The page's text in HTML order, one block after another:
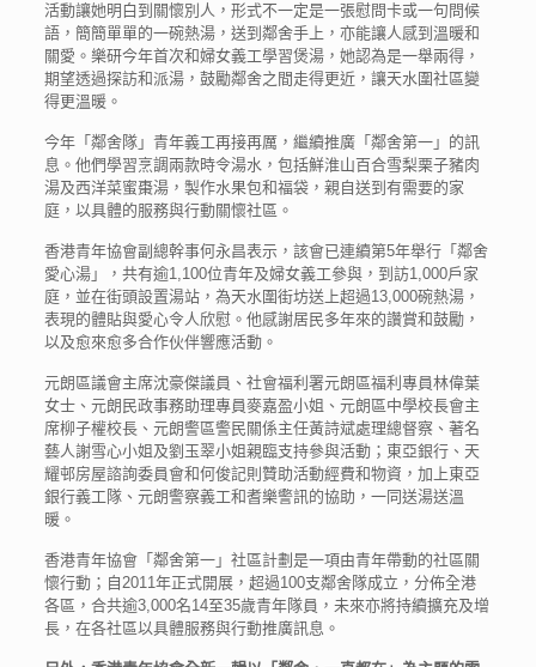
活動讓她明白到關懷別人，形式不一定是一張慰問卡或一句問候
語，簡簡單單的一碗熱湯，送到鄰舍手上，亦能讓人感到溫暖和
關愛。樂研今年首次和婦女義工學習煲湯，她認為是一舉兩得，
期望透過探訪和派湯，鼓勵鄰舍之間走得更近，讓天水圍社區變
得更溫暖。
今年「鄰舍隊」青年義工再接再厲，繼續推廣「鄰舍第一」的訊
息。他們學習烹調兩款時令湯水，包括鮮淮山百合雪梨栗子豬肉
湯及西洋菜蜜棗湯，製作水果包和福袋，親自送到有需要的家
庭，以具體的服務與行動關懷社區。
香港青年協會副總幹事何永昌表示，該會已連續第5年舉行「鄰舍
愛心湯」，共有逾1,100位青年及婦女義工參與，到訪1,000戶家
庭，並在街頭設置湯站，為天水圍街坊送上超過13,000碗熱湯，
表現的體貼與愛心令人欣慰。他感謝居民多年來的讚賞和鼓勵，
以及愈來愈多合作伙伴響應活動。
元朗區議會主席沈豪傑議員、社會福利署元朗區福利專員林偉葉
女士、元朗民政事務助理專員麥嘉盈小姐、元朗區中學校長會主
席柳子權校長、元朗警區警民關係主任黃詩斌處理總督察、著名
藝人謝雪心小姐及劉玉翠小姐親臨支持參與活動；東亞銀行、天
耀邨房屋諮詢委員會和何俊記則贊助活動經費和物資，加上東亞
銀行義工隊、元朗警察義工和耆樂警訊的協助，一同送湯送溫
暖。
香港青年協會「鄰舍第一」社區計劃是一項由青年帶動的社區關
懷行動；自2011年正式開展，超過100支鄰舍隊成立，分佈全港
各區，合共逾3,000名14至35歲青年隊員，未來亦將持續擴充及增
長，在各社區以具體服務與行動推廣訊息。